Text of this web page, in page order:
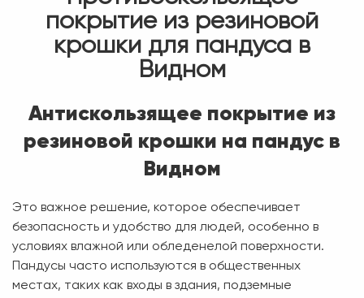
покрытие из резиновой
крошки для пандуса в
Видном
Антискользящее покрытие из
резиновой крошки на пандус в
Видном
Это важное решение, которое обеспечивает
безопасность и удобство для людей, особенно в
условиях влажной или обледенелой поверхности.
Пандусы часто используются в общественных
местах, таких как входы в здания, подземные